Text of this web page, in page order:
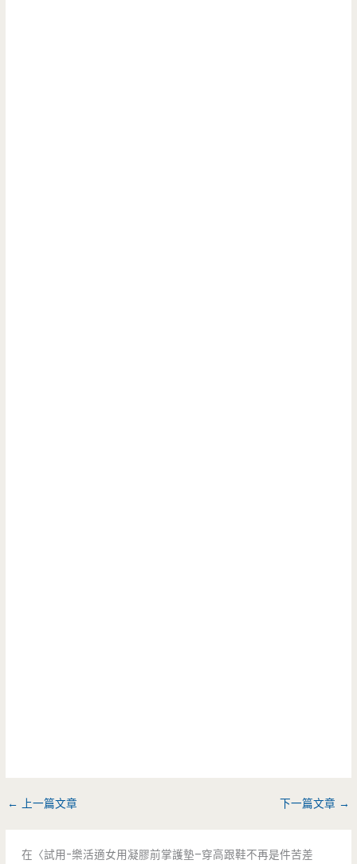
← 上一篇文章 下一篇文章 →
在〈試用-樂活適女用凝膠前掌護墊–穿高跟鞋不再是件苦差